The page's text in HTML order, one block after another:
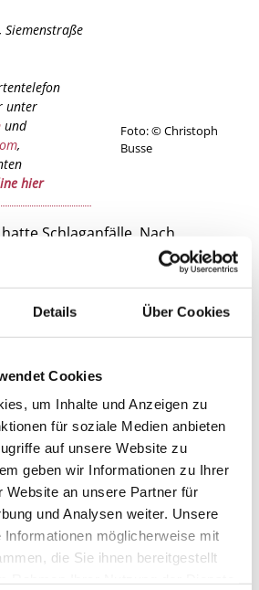
Details Über Cookies
Cookies
um Inhalte und Anzeigen zu
für soziale Medien anbieten
auf unsere Website zu
geben wir Informationen zu Ihrer
Website an unsere Partner für
und Analysen weiter. Unsere
Informationen möglicherweise mit
die Sie ihnen bereitgestellt
Foto: © Christoph
Busse
unter
und
,
hier
Schlaganfälle. Nach
meldet er sich zurück.
Gitarristen Marcus Baumgart
die so interpretiert bislang nur
Publikum kennt – seine
früheres Leben zu erinnern,
aber die Erinnerung täuscht
unter drei Stunden? Ja,
braucht immer noch Bettruhe!
Dramaturg, Regisseur,
Komponist, Liedersänger.
ein Mensch, was für ein Leben.